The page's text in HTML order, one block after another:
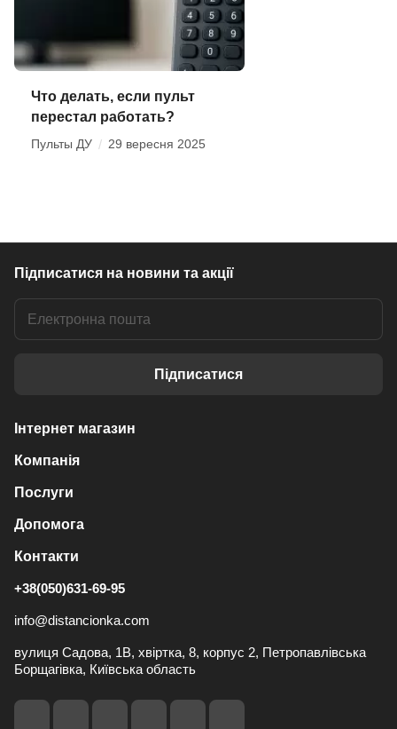
Что делать, если пульт
перестал работать?
Пульты ДУ / 29 вересня 2025
Підписатися на новини та акції
Підписатися
Інтернет магазин
Компанія
Послуги
Допомога
Контакти
+38(050)631-69-95
info@distancionka.com
вулиця Садова, 1В, хвіртка, 8, корпус 2, Петропавлівська
Борщагівка, Київська область